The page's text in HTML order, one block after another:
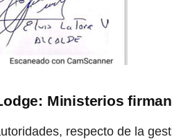
Ministerios
respecto de la